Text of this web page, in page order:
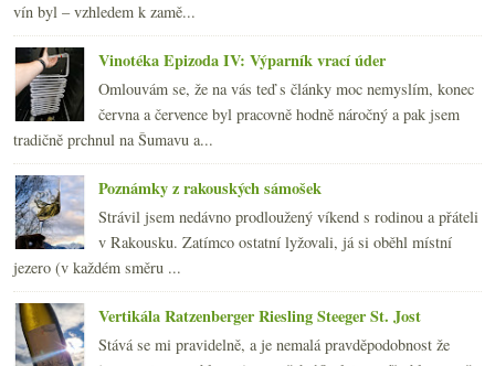
vín byl – vzhledem k zamě...
Vinotéka Epizoda IV: Výparník vrací úder
Omlouvám se, že na vás teď s články moc nemyslím, konec
června a července byl pracovně hodně náročný a pak jsem
tradičně prchnul na Šumavu a...
Poznámky z rakouských sámošek
Strávil jsem nedávno prodloužený víkend s rodinou a přáteli
v Rakousku. Zatímco ostatní lyžovali, já si oběhl místní
jezero (v každém směru ...
Vertikála Ratzenberger Riesling Steeger St. Jost
Stává se mi pravidelně, a je nemalá pravděpodobnost že